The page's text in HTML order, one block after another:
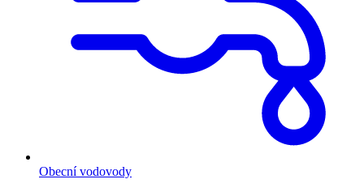
Obecní vodovody